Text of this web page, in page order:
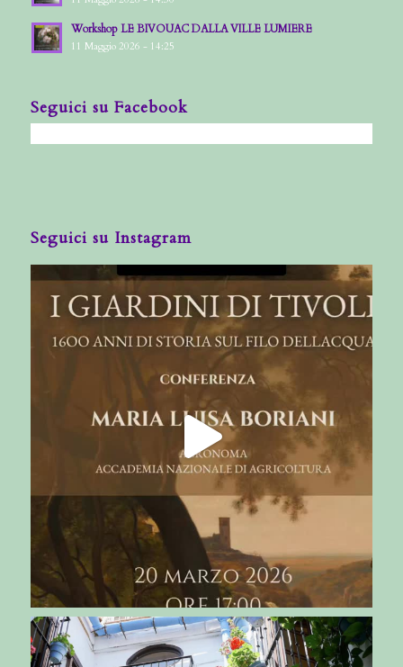
Workshop LE BIVOUAC DALLA VILLE LUMIERE
11 Maggio 2026 - 14:25
Seguici su Facebook
Seguici su Instagram